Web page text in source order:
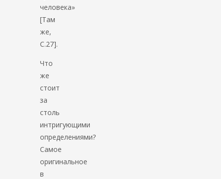
человека»
[Там
же,
С.27].
Что
же
стоит
за
столь
интригующими
определениями?
Самое
оригинальное
в